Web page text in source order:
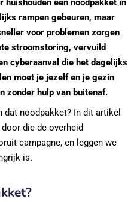
huishouden een noodpakket in
rampen gebeuren, maar
voor problemen zorgen
stroomstoring, vervuild
cyberaanval die het dagelijks
moet je jezelf en je gezin
zonder hulp van buitenaf.
noodpakket? In dit artikel
die de overheid
campagne, en leggen we
is.